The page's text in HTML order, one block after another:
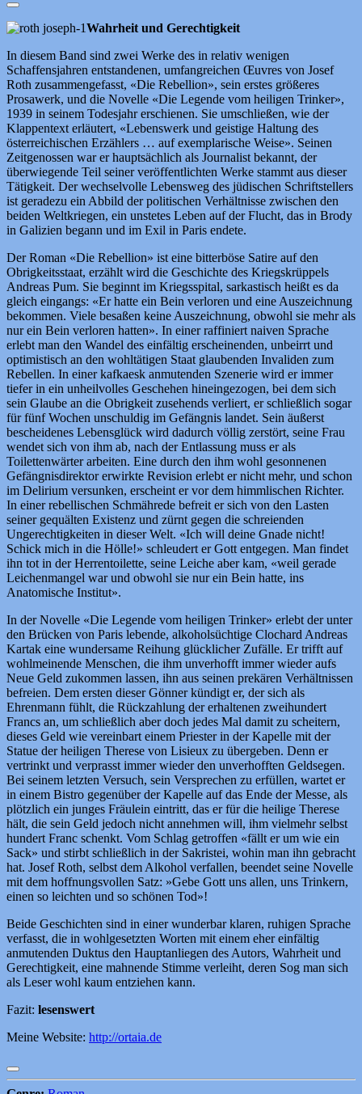
Wahrheit und Gerechtigkeit
In diesem Band sind zwei Werke des in relativ wenigen
Schaffensjahren entstandenen, umfangreichen Œuvres von Josef
Roth zusammengefasst, «Die Rebellion», sein erstes größeres
Prosawerk, und die Novelle «Die Legende vom heiligen Trinker»,
1939 in seinem Todesjahr erschienen. Sie umschließen, wie der
Klappentext erläutert, «Lebenswerk und geistige Haltung des
österreichischen Erzählers … auf exemplarische Weise». Seinen
Zeitgenossen war er hauptsächlich als Journalist bekannt, der
überwiegende Teil seiner veröffentlichten Werke stammt aus dieser
Tätigkeit. Der wechselvolle Lebensweg des jüdischen Schriftstellers
ist geradezu ein Abbild der politischen Verhältnisse zwischen den
beiden Weltkriegen, ein unstetes Leben auf der Flucht, das in Brody
in Galizien begann und im Exil in Paris endete.
Der Roman «Die Rebellion» ist eine bitterböse Satire auf den
Obrigkeitsstaat, erzählt wird die Geschichte des Kriegskrüppels
Andreas Pum. Sie beginnt im Kriegsspital, sarkastisch heißt es da
gleich eingangs: «Er hatte ein Bein verloren und eine Auszeichnung
bekommen. Viele besaßen keine Auszeichnung, obwohl sie mehr als
nur ein Bein verloren hatten». In einer raffiniert naiven Sprache
erlebt man den Wandel des einfältig erscheinenden, unbeirrt und
optimistisch an den wohltätigen Staat glaubenden Invaliden zum
Rebellen. In einer kafkaesk anmutenden Szenerie wird er immer
tiefer in ein unheilvolles Geschehen hineingezogen, bei dem sich
sein Glaube an die Obrigkeit zusehends verliert, er schließlich sogar
für fünf Wochen unschuldig im Gefängnis landet. Sein äußerst
bescheidenes Lebensglück wird dadurch völlig zerstört, seine Frau
wendet sich von ihm ab, nach der Entlassung muss er als
Toilettenwärter arbeiten. Eine durch den ihm wohl gesonnenen
Gefängnisdirektor erwirkte Revision erlebt er nicht mehr, und schon
im Delirium versunken, erscheint er vor dem himmlischen Richter.
In einer rebellischen Schmährede befreit er sich von den Lasten
seiner gequälten Existenz und zürnt gegen die schreienden
Ungerechtigkeiten in dieser Welt. «Ich will deine Gnade nicht!
Schick mich in die Hölle!» schleudert er Gott entgegen. Man findet
ihn tot in der Herrentoilette, seine Leiche aber kam, «weil gerade
Leichenmangel war und obwohl sie nur ein Bein hatte, ins
Anatomische Institut».
In der Novelle «Die Legende vom heiligen Trinker» erlebt der unter
den Brücken von Paris lebende, alkoholsüchtige Clochard Andreas
Kartak eine wundersame Reihung glücklicher Zufälle. Er trifft auf
wohlmeinende Menschen, die ihm unverhofft immer wieder aufs
Neue Geld zukommen lassen, ihn aus seinen prekären Verhältnissen
befreien. Dem ersten dieser Gönner kündigt er, der sich als
Ehrenmann fühlt, die Rückzahlung der erhaltenen zweihundert
Francs an, um schließlich aber doch jedes Mal damit zu scheitern,
dieses Geld wie vereinbart einem Priester in der Kapelle mit der
Statue der heiligen Therese von Lisieux zu übergeben. Denn er
vertrinkt und verprasst immer wieder den unverhofften Geldsegen.
Bei seinem letzten Versuch, sein Versprechen zu erfüllen, wartet er
in einem Bistro gegenüber der Kapelle auf das Ende der Messe, als
plötzlich ein junges Fräulein eintritt, das er für die heilige Therese
hält, die sein Geld jedoch nicht annehmen will, ihm vielmehr selbst
hundert Franc schenkt. Vom Schlag getroffen «fällt er um wie ein
Sack» und stirbt schließlich in der Sakristei, wohin man ihn gebracht
hat. Josef Roth, selbst dem Alkohol verfallen, beendet seine Novelle
mit dem hoffnungsvollen Satz: »Gebe Gott uns allen, uns Trinkern,
einen so leichten und so schönen Tod»!
Beide Geschichten sind in einer wunderbar klaren, ruhigen Sprache
verfasst, die in wohlgesetzten Worten mit einem eher einfältig
anmutenden Duktus den Hauptanliegen des Autors, Wahrheit und
Gerechtigkeit, eine mahnende Stimme verleiht, deren Sog man sich
als Leser wohl kaum entziehen kann.
Fazit: lesenswert
Meine Website: http://ortaia.de